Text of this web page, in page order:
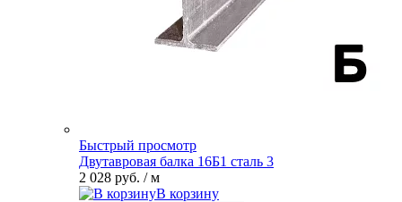
Быстрый просмотр
Двутавровая балка 16Б1 сталь 3
2 028 руб. / м
В корзину